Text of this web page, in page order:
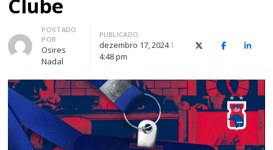
Clube
Autor
POSTADO
POR
Osires
Nadal
PUBLICADO
dezembro 17, 2024
4:48 pm
X (Twitter)Facebook
O